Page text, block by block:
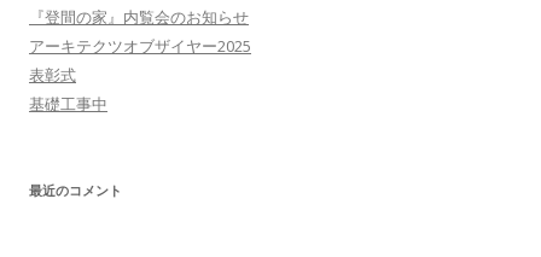
『登間の家』内覧会のお知らせ
アーキテクツオブザイヤー2025
表彰式
基礎工事中
最近のコメント